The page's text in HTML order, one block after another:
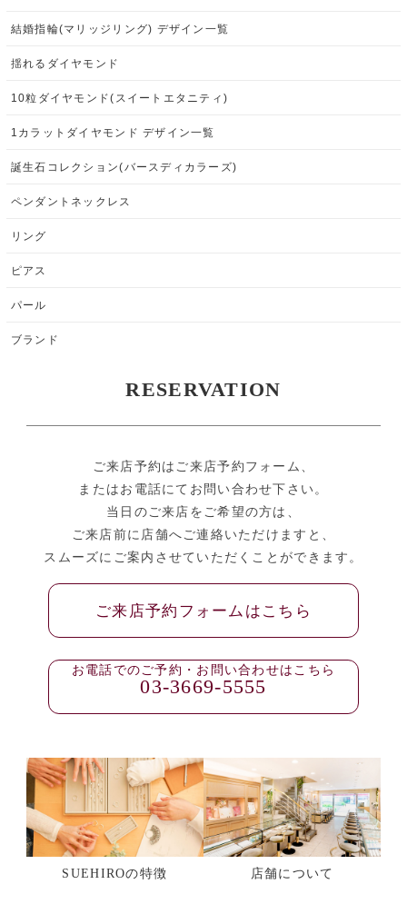
結婚指輪(マリッジリング) デザイン一覧
揺れるダイヤモンド
10粒ダイヤモンド(スイートエタニティ)
1カラットダイヤモンド デザイン一覧
誕生石コレクション(バースディカラーズ)
ペンダントネックレス
リング
ピアス
パール
ブランド
RESERVATION
ご来店予約はご来店予約フォーム、
またはお電話にてお問い合わせ下さい。
当日のご来店をご希望の方は、
ご来店前に店舗へご連絡いただけますと、
スムーズにご案内させていただくことができます。
ご来店予約フォームはこちら
お電話でのご予約・お問い合わせはこちら
03-3669-5555
SUEHIROの特徴 店舗について